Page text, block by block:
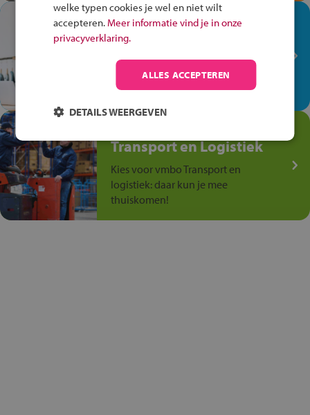
In de winkel ben je op je
plek!
Ontdek via het vmbo jouw talent
op de winkelvloer, waar elke dag
anders is!
Transport en Logistiek
Kies voor vmbo Transport en
logistiek: daar kun je mee
thuiskomen!
welke typen cookies je wel en niet wilt
accepteren. Meer informatie vind je in onze
privacyverklaring.
ALLES ACCEPTEREN
DETAILS WEERGEVEN